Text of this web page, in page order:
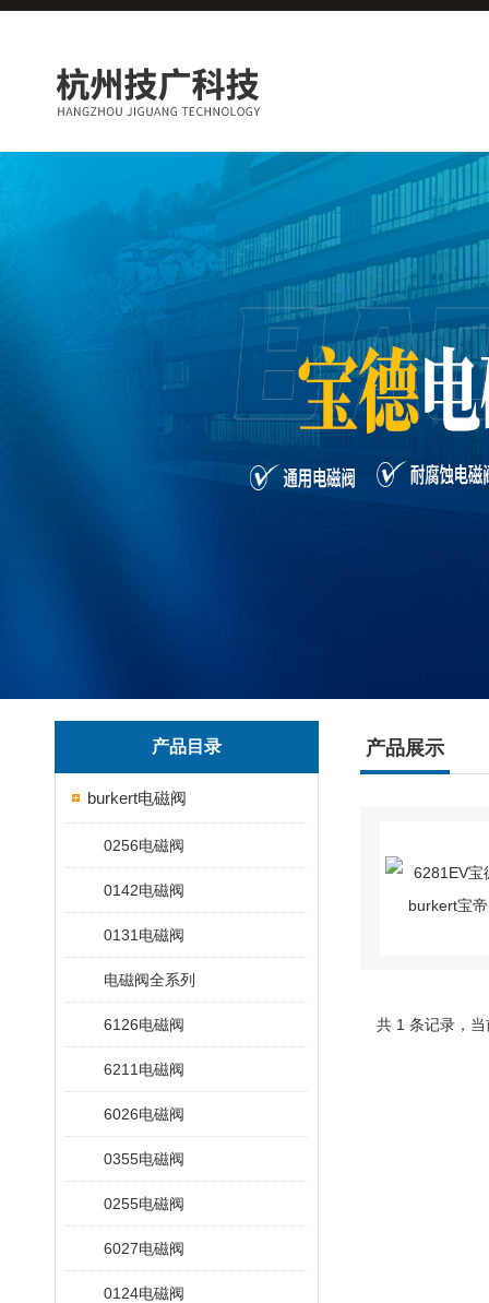
产品目录
burkert电磁阀
0256电磁阀
0142电磁阀
0131电磁阀
电磁阀全系列
6126电磁阀
6211电磁阀
6026电磁阀
0355电磁阀
0255电磁阀
6027电磁阀
0124电磁阀
产品展示
共 1 条记录，